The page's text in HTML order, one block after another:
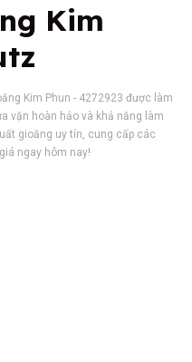
Kim
Kim Phun - 4272923 được làm
vặn hoàn hảo và khả năng làm
gioăng uy tín, cung cấp các
ngay hôm nay!